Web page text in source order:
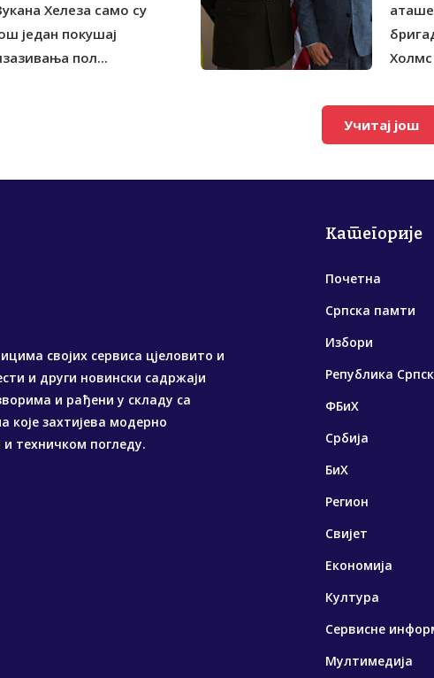
Хелеза само су
један покушај
пол...
Холмс
Учитај још
својих сервиса цјеловито и
и други новински садржаји
и рађени у складу са
захтијева модерно
техничком погледу.
Категорије
Почетна
Српска памти
Избори
Република
ФБиХ
Србија
БиХ
Регион
Свијет
Економија
Култура
Сервисне
Мултимедија